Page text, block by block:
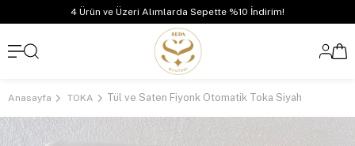
4 Ürün ve Üzeri Alımlarda Sepette %10 İndirim!
Anasayfa TOKA Tül ve Saten Fiyonk Otomatik Toka Siyah